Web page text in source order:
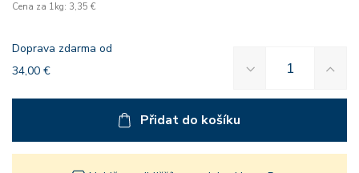
Cena za 1kg: 3,35 €
Doprava zdarma od
34,00 €
Přidat do košíku